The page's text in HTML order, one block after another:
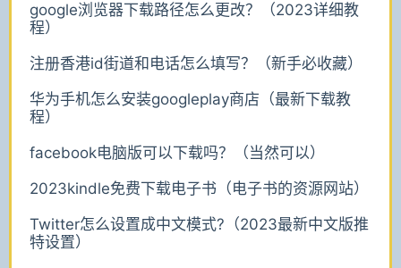
google浏览器下载路径怎么更改？（2023详细教
程）
注册香港id街道和电话怎么填写？（新手必收藏）
华为手机怎么安装googleplay商店（最新下载教
程）
facebook电脑版可以下载吗？（当然可以）
2023kindle免费下载电子书（电子书的资源网站）
Twitter怎么设置成中文模式?（2023最新中文版推
特设置）